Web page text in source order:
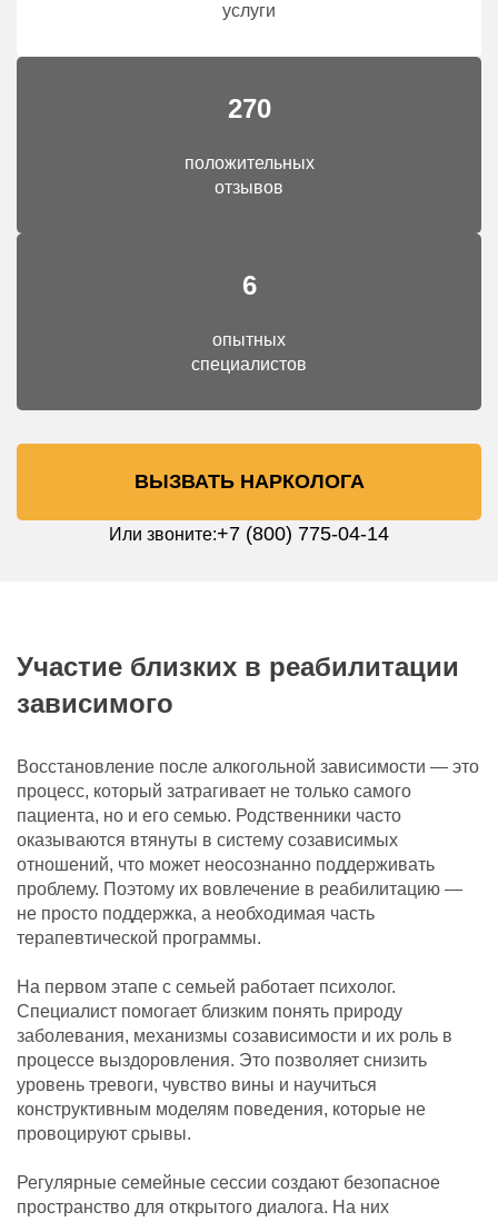
услуги
270
положительных
отзывов
6
опытных
специалистов
ВЫЗВАТЬ НАРКОЛОГА
Или звоните:+7 (800) 775-04-14
Участие близких в реабилитации
зависимого
Восстановление после алкогольной зависимости — это
процесс, который затрагивает не только самого
пациента, но и его семью. Родственники часто
оказываются втянуты в систему созависимых
отношений, что может неосознанно поддерживать
проблему. Поэтому их вовлечение в реабилитацию —
не просто поддержка, а необходимая часть
терапевтической программы.
На первом этапе с семьей работает психолог.
Специалист помогает близким понять природу
заболевания, механизмы созависимости и их роль в
процессе выздоровления. Это позволяет снизить
уровень тревоги, чувство вины и научиться
конструктивным моделям поведения, которые не
провоцируют срывы.
Регулярные семейные сессии создают безопасное
пространство для открытого диалога. На них